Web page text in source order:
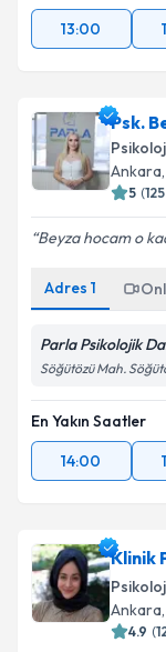
13:00
Psk.
Ankara,
5 (125
Beyza hocam o
Adres 1
Parla Psikolojik
Söğütözü Mah.
En Yakın Saatler
14:00
Klinik
Ankara,
4.9 (